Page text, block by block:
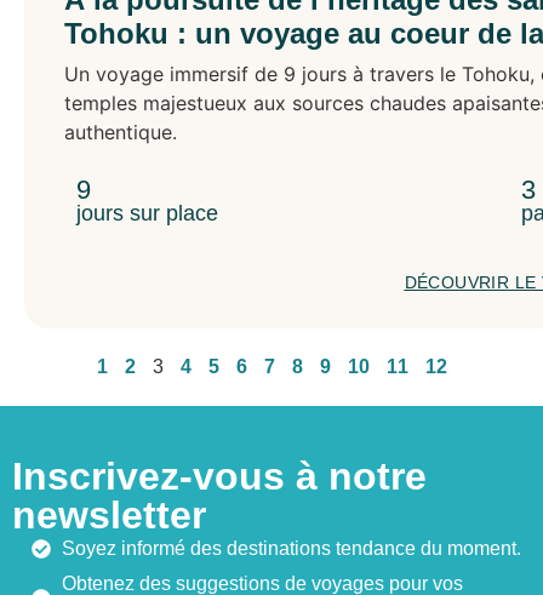
Tohoku : un voyage au coeur de
Un voyage immersif de 9 jours à travers le Tohoku,
temples majestueux aux sources chaudes
authentique.
9
jours sur place
DÉCOUVRIR LE
1 2 3 4 5 6 7 8 9 10 11 12
Inscrivez-vous à notre
newsletter
Soyez informé des destinations tendance du moment.
Obtenez des suggestions de voyages pour vos